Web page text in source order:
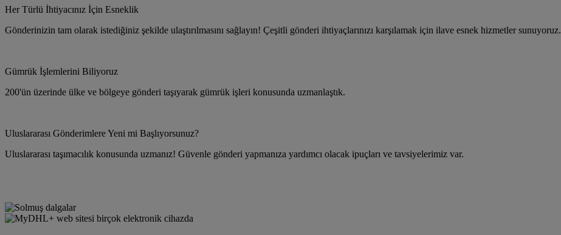
Her Türlü İhtiyacınız İçin Esneklik
Gönderinizin tam olarak istediğiniz şekilde ulaştırılmasını sağlayın! Çeşitli gönderi ihtiyaçlarınızı karşılamak için ilave esnek hizmetler sunuyoruz.
Gümrük İşlemlerini Biliyoruz
200'ün üzerinde ülke ve bölgeye gönderi taşıyarak gümrük işleri konusunda uzmanlaştık.
Uluslararası Gönderimlere Yeni mi Başlıyorsunuz?
Uluslararası taşımacılık konusunda uzmanız! Güvenle gönderi yapmanıza yardımcı olacak ipuçları ve tavsiyelerimiz var.